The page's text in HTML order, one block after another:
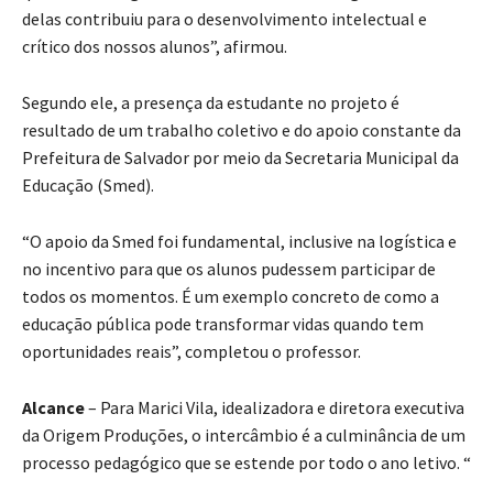
delas contribuiu para o desenvolvimento intelectual e
crítico dos nossos alunos”, afirmou.
Segundo ele, a presença da estudante no projeto é
resultado de um trabalho coletivo e do apoio constante da
Prefeitura de Salvador por meio da Secretaria Municipal da
Educação (Smed).
“O apoio da Smed foi fundamental, inclusive na logística e
no incentivo para que os alunos pudessem participar de
todos os momentos. É um exemplo concreto de como a
educação pública pode transformar vidas quando tem
oportunidades reais”, completou o professor.
Alcance– Para Marici Vila, idealizadora e diretora executiva
da Origem Produções, o intercâmbio é a culminância de um
processo pedagógico que se estende por todo o ano letivo. “